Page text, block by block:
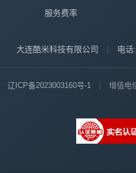
服务费率
大连酷米科技有限公司 | 电
辽ICP备2023003160号-1 增值电